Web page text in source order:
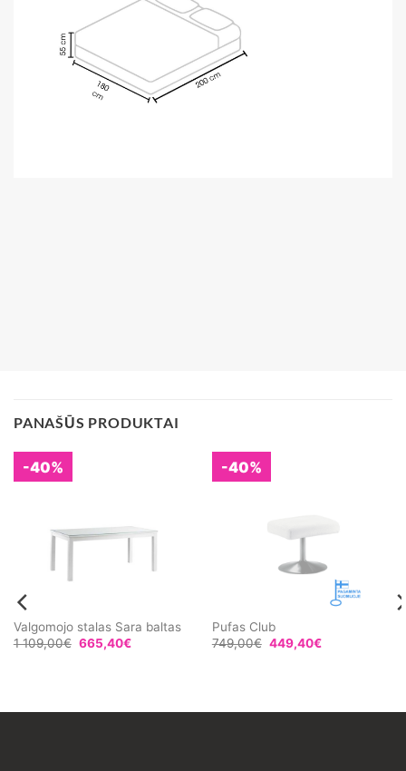
PANAŠŪS PRODUKTAI
-40%
Valgomojo stalas Sara baltas
1 109,00€ 665,40€
-40%
Pufas Club
749,00€ 449,40€